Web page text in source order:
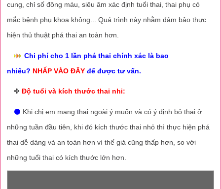
cung, chỉ số đông máu, siêu âm xác định tuổi thai, thai phụ có
mắc bệnh phụ khoa không... Quá trình này nhằm đảm bảo thực
hiện thủ thuật phá thai an toàn hơn.
Chi phí cho 1 lần phá thai chính xác là bao
nhiêu? NHẤP VÀO ĐÂY để được tư vấn.
✤Độ tuổi và kích thước thai nhi:
⚫ Khi chị em mang thai ngoài ý muốn và có ý định bỏ thai ở
những tuần đầu tiên, khi đó kích thước thai nhỏ thì thực hiện phá
thai dễ dàng và an toàn hơn vì thế giá cũng thấp hơn, so với
những tuổi thai có kích thước lớn hơn.